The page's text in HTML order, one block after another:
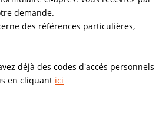
Vendre
faire Gérer
Outils Pour Vendre
demande.
des références particulières,
déjà des codes d'accés personnels
en cliquant ici